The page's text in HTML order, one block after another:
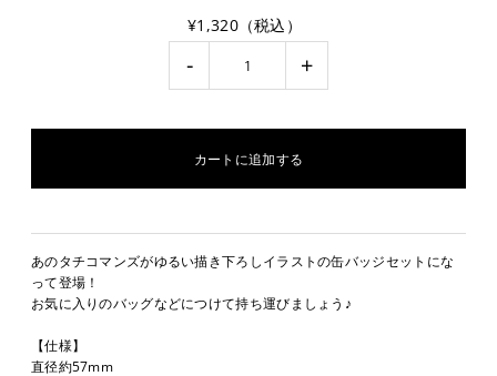
¥1,320（税込）
- +
あのタチコマンズがゆるい描き下ろしイラストの缶バッジセットにな
って登場！
お気に入りのバッグなどにつけて持ち運びましょう♪
【仕様】
直径約57mm